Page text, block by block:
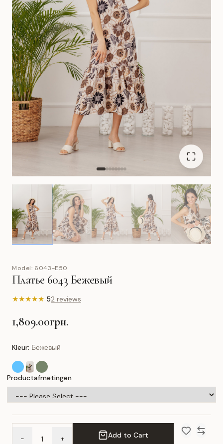
Model: 6043-E50
Платье 6043 Бежевый
★★★★★ 52 reviews
1,809.00грн.
Kleur: Бежевый
Productafmetingen
- + Add to Cart